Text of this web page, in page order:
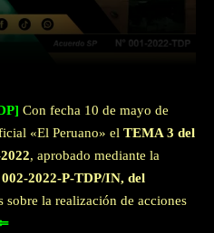
WhatsApp
Con fecha 10 de mayo de
«El Peruano» el TEMA 3 del
, aprobado mediante la
2022-P-TDP/IN, del
sobre la realización de acciones